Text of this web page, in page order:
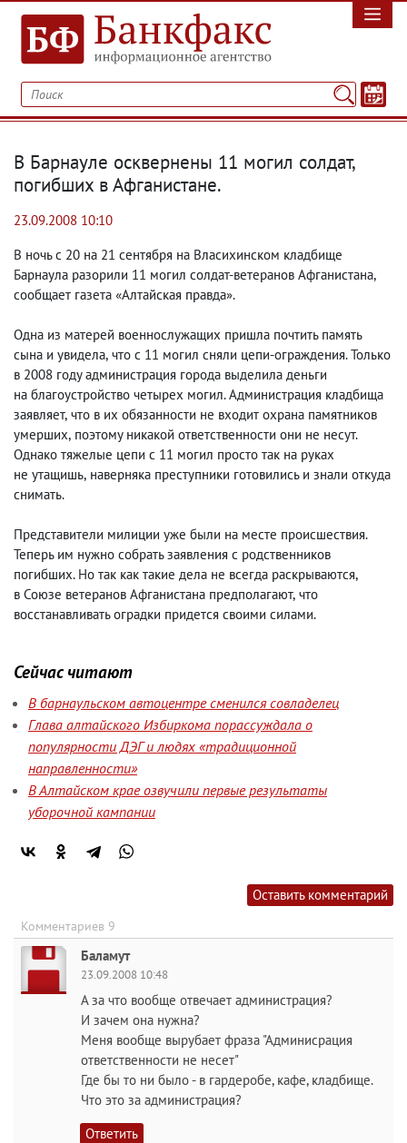
В Барнауле осквернены 11 могил солдат,
погибших в Афганистане.
23.09.2008 10:10
В ночь с 20 на 21 сентября на Власихинском кладбище
Барнаула разорили 11 могил солдат-ветеранов Афганистана,
сообщает газета «Алтайская правда».
Одна из матерей военнослужащих пришла почтить память
сына и увидела, что с 11 могил сняли цепи-ограждения. Только
в 2008 году администрация города выделила деньги
на благоустройство четырех могил. Администрация кладбища
заявляет, что в их обязанности не входит охрана памятников
умерших, поэтому никакой ответственности они не несут.
Однако тяжелые цепи с 11 могил просто так на руках
не утащишь, наверняка преступники готовились и знали откуда
снимать.
Представители милиции уже были на месте происшествия.
Теперь им нужно собрать заявления с родственников
погибших. Но так как такие дела не всегда раскрываются,
в Союзе ветеранов Афганистана предполагают, что
восстанавливать оградки придется своими силами.
Сейчас читают
В барнаульском автоцентре сменился совладелец
Глава алтайского Избиркома порассуждала о
популярности ДЭГ и людях «традиционной
направленности»
В Алтайском крае озвучили первые результаты
уборочной кампании
Оставить комментарий
Комментариев 9
Баламут
23.09.2008 10:48
А за что вообще отвечает администрация?
И зачем она нужна?
Меня вообще вырубает фраза "Админисрация
ответственности не несет"
Где бы то ни было - в гардеробе, кафе, кладбище.
Что это за администрация?
Ответить